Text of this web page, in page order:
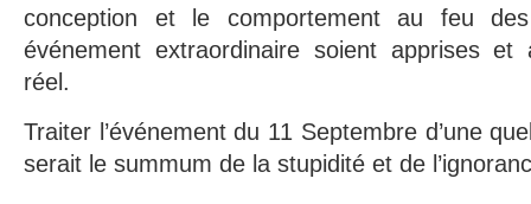
conception et le comportement au feu
événement extraordinaire soient apprises et
réel.
Traiter l’événement du 11 Septembre d’une
serait le summum de la stupidité et de